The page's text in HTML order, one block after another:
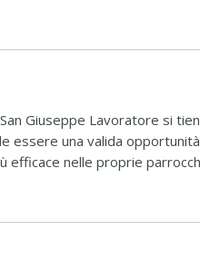
Giuseppe Lavoratore si
essere una valida
efficace nelle proprie